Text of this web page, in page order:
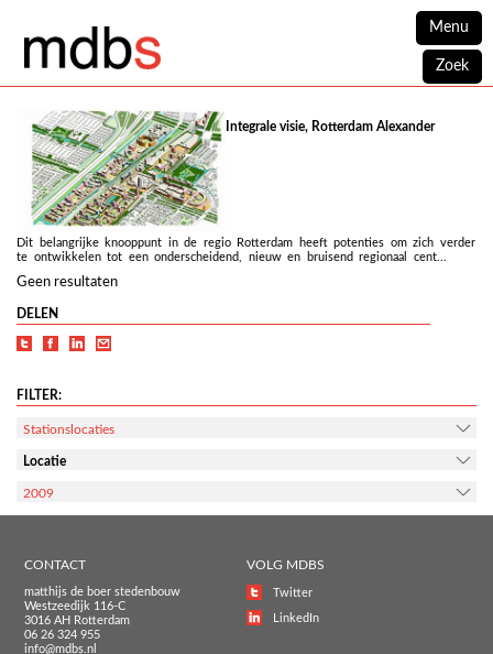
Menu
Zoek
Integrale visie, Rotterdam Alexander
Dit belangrijke knooppunt in de regio Rotterdam heeft potenties om zich verder
te ontwikkelen tot een onderscheidend, nieuw en bruisend regionaal cent...
Geen resultaten
DELEN
FILTER:
Stationslocaties
Locatie
2009
CONTACT
matthijs de boer stedenbouw
Westzeedijk 116-C
3016 AH Rotterdam
06 26 324 955
info@mdbs.nl
VOLG MDBS
Twitter
LinkedIn